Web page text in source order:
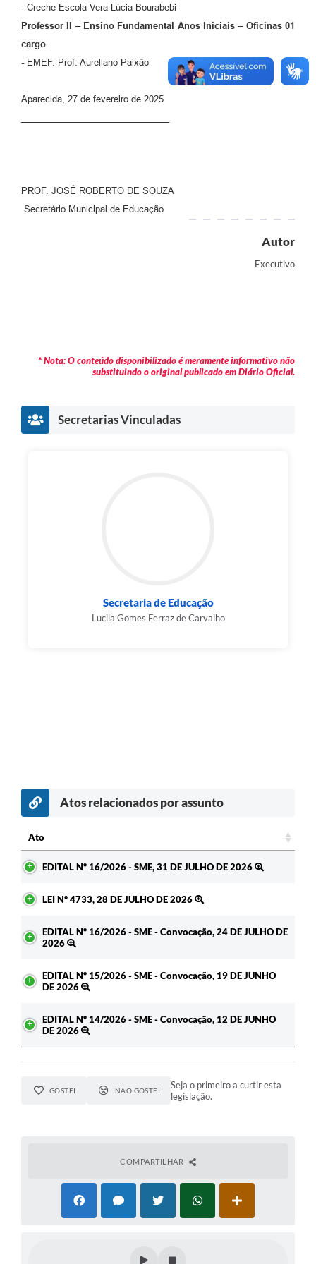
- Creche Escola Vera Lúcia Bourabebi
Professor II – Ensino Fundamental Anos Iniciais – Oficinas 01
cargo
- EMEF. Prof. Aureliano Paixão
Aparecida, 27 de fevereiro de 2025
PROF. JOSÉ ROBERTO DE SOUZA
Secretário Municipal de Educação
Autor
Executivo
* Nota: O conteúdo disponibilizado é meramente informativo não
substituindo o original publicado em Diário Oficial.
Secretarias Vinculadas
Secretaria de Educação
Lucila Gomes Ferraz de Carvalho
Atos relacionados por assunto
Ato
EDITAL Nº 16/2026 - SME, 31 DE JULHO DE 2026
LEI Nº 4733, 28 DE JULHO DE 2026
EDITAL Nº 16/2026 - SME - Convocação, 24 DE JULHO DE
2026
EDITAL Nº 15/2026 - SME - Convocação, 19 DE JUNHO
DE 2026
EDITAL Nº 14/2026 - SME - Convocação, 12 DE JUNHO
DE 2026
GOSTEI NÃO GOSTEI
Seja o primeiro a curtir esta
legislação.
COMPARTILHAR